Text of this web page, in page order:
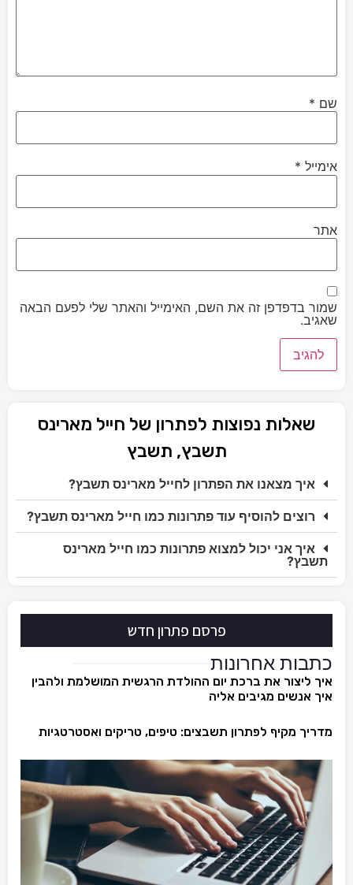
שם *
אימייל *
אתר
שמור בדפדפן זה את השם, האימייל והאתר שלי לפעם הבאה
שאגיב.
שאלות נפוצות לפתרון של חייל מארינס
תשבץ, תשבץ
איך מצאנו את הפתרון לחייל מארינס תשבץ?
רוצים להוסיף עוד פתרונות כמו חייל מארינס תשבץ?
איך אני יכול למצוא פתרונות כמו חייל מארינס
תשבץ?
פרסם פתרון חדש
כתבות אחרונות
איך ליצור את ברכת יום ההולדת הרגשית המושלמת ולהבין
איך אנשים מגיבים אליה
מדריך מקיף לפתרון תשבצים: טיפים, טריקים ואסטרטגיות